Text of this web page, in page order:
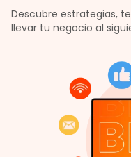
Descubre estrategias,
llevar tu negocio al